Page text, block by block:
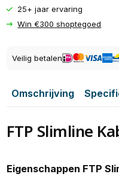
25+ jaar ervaring
Win €300 shoptegoed
Veilig betalen
Omschrijving
FTP Slimline
Eigenschappen FTP